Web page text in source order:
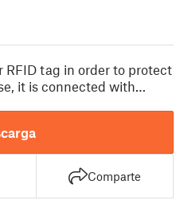
RFID tag in order to protect
it is connected with…
Comparte